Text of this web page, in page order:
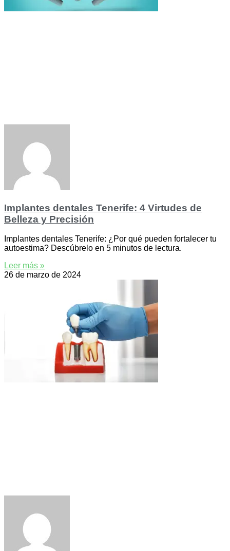
Implantes dentales Tenerife: 4 Virtudes de
Belleza y Precisión
Implantes dentales Tenerife: ¿Por qué pueden fortalecer tu
autoestima? Descúbrelo en 5 minutos de lectura.
Leer más »
26 de marzo de 2024